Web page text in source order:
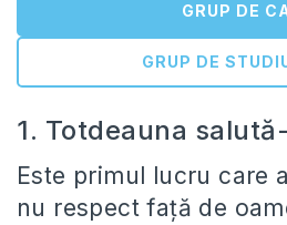
GRUP DE
GRUP DE
1. Totdeauna
Este primul lucru care
nu respect faţă de